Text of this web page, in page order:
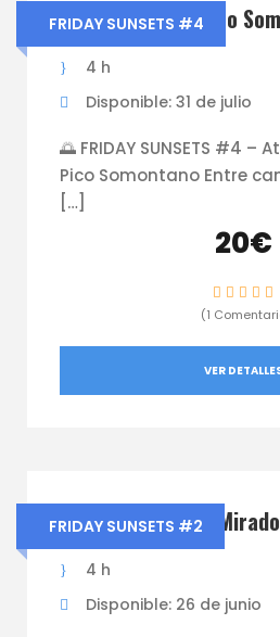
FRIDAY SUNSETS #4
Friday Sunsets Pico
4 h
Disponible: 31 de julio
🌅 FRIDAY SUNSETS #4 –
Pico Somontano Entre
[…]
20€
(1
VER
FRIDAY SUNSETS #2
Friday Sunsets El
4 h
Disponible: 26 de junio